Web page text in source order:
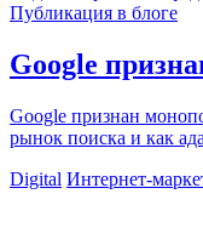
Публикация в блоге
Google
Google признан
рынок поиска и как
Digital